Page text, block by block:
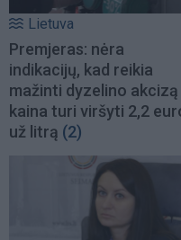
Lietuva
Premjeras: nėra
indikacijų, kad reikia
mažinti dyzelino akcizą
kaina turi viršyti 2,2
už litrą (2)